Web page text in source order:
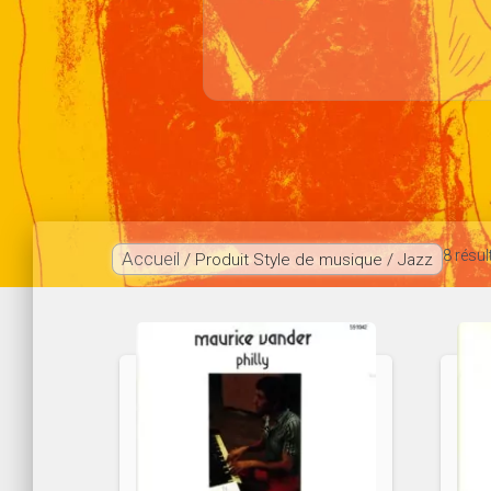
Accueil / Produit Style de musique / Jazz 8